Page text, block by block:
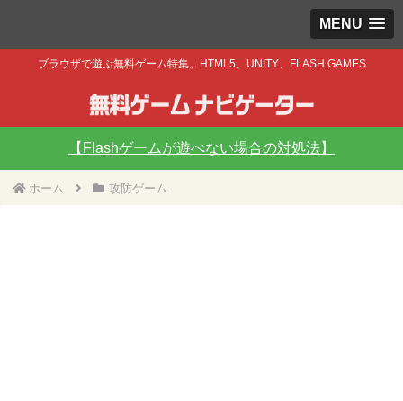
MENU
ブラウザで遊ぶ無料ゲーム特集。HTML5、UNITY、FLASH GAMES
【Flashゲームが遊べない場合の対処法】
ホーム 攻防ゲーム